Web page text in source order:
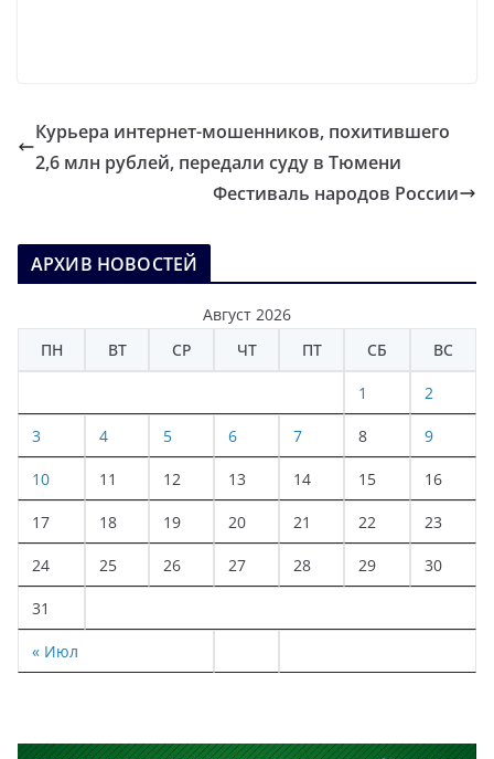
Курьера интернет-мошенников, похитившего
2,6 млн рублей, передали суду в Тюмени
Фестиваль народов России
АРХИВ НОВОСТЕЙ
Август 2026
ПН
ВТ СР ЧТ ПТ СБ ВС
« Июл
1 2
3 4 5 6 7 8 9
10 11 12 13 14 15 16
17 18 19 20 21 22 23
24 25 26 27 28 29 30
31